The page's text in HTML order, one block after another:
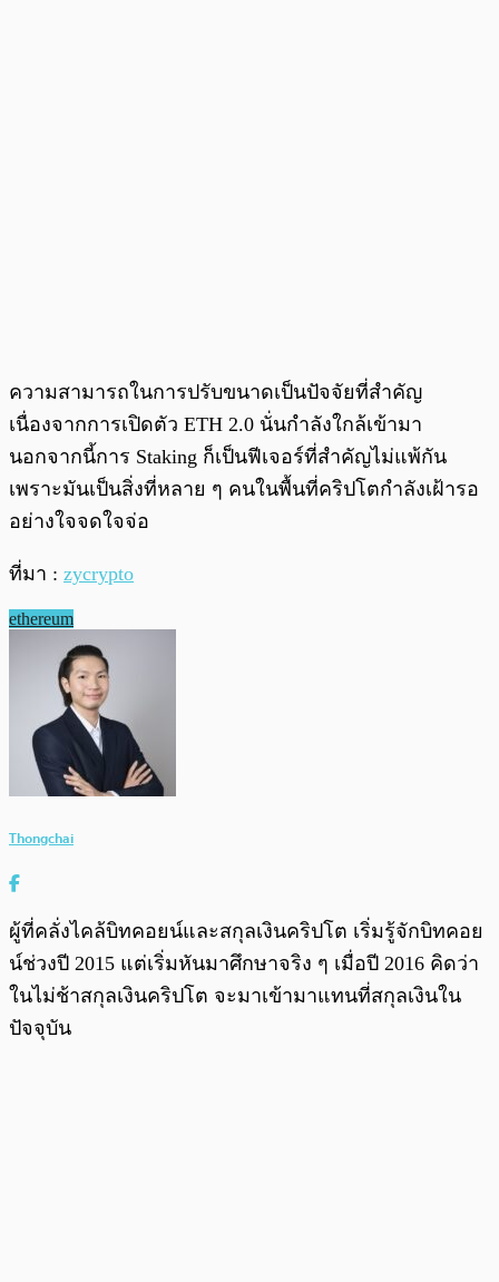
ความสามารถในการปรับขนาดเป็นปัจจัยที่สำคัญ
เนื่องจากการเปิดตัว ETH 2.0 นั่นกำลังใกล้เข้ามา
นอกจากนี้การ Staking ก็เป็นฟีเจอร์ที่สำคัญไม่แพ้กัน
เพราะมันเป็นสิ่งที่หลาย ๆ คนในพื้นที่คริปโตกำลังเฝ้ารอ
อย่างใจจดใจจ่อ
ที่มา : zycrypto
ethereum
Thongchai
ผู้ที่คลั่งไคล้บิทคอยน์และสกุลเงินคริปโต เริ่มรู้จักบิทคอย
น์ช่วงปี 2015 แต่เริ่มหันมาศึกษาจริง ๆ เมื่อปี 2016 คิดว่า
ในไม่ช้าสกุลเงินคริปโต จะมาเข้ามาแทนที่สกุลเงินใน
ปัจจุบัน